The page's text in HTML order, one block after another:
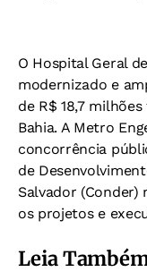
O Hospital Geral
modernizado e
de R$ 18,7
Bahia. A Metro
concorrência
de
Salvador
os projetos e
Leia